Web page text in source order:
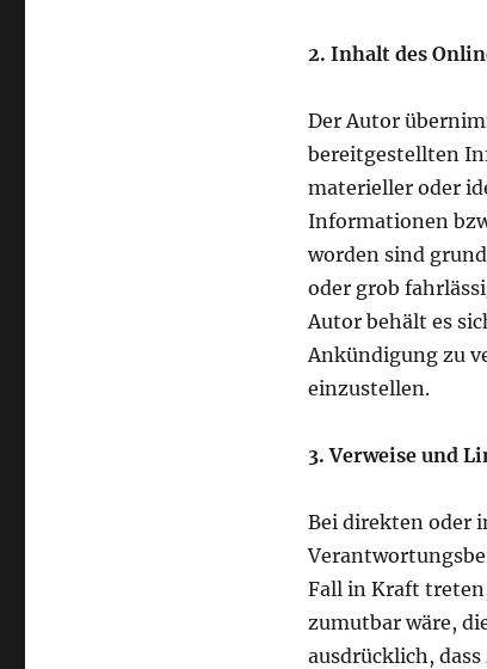
2. Inhalt des
Der Autor
bereitgestellten
materieller oder
Informationen
worden sind
oder grob
Autor behält es
Ankündigung zu
einzustellen.
3. Verweise und
Bei direkten oder
Fall in Kraft
zumutbar wäre,
ausdrücklich,